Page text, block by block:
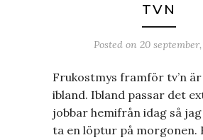
TVN
Posted on 20 september,
Frukostmys framför tv’n
ibland. Ibland passar det
jobbar hemifrån idag så
ta en löptur på morgonen.